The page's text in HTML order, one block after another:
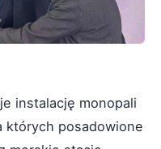
instalację monopali
których posadowione